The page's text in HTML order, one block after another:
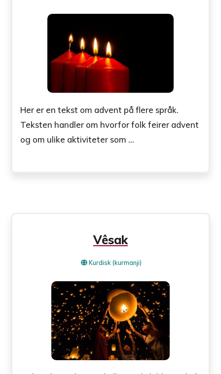
Her er en tekst om advent på flere språk.
Teksten handler om hvorfor folk feirer advent
og om ulike aktiviteter som ...
Vêsak
Kurdisk (kurmanji)